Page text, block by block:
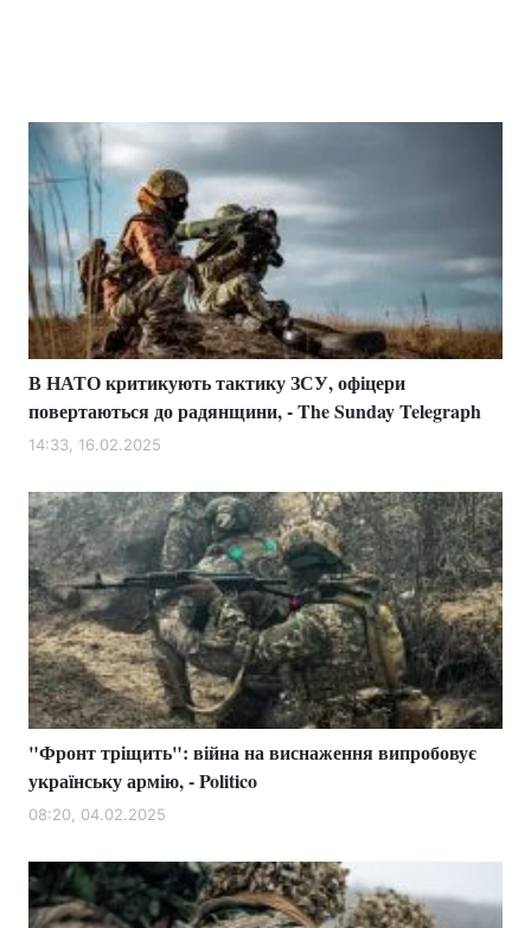
В НАТО критикують тактику ЗСУ, офіцери
повертаються до радянщини, - The Sunday Telegraph
14:33, 16.02.2025
"Фронт тріщить": війна на виснаження випробовує
українську армію, - Politico
08:20, 04.02.2025